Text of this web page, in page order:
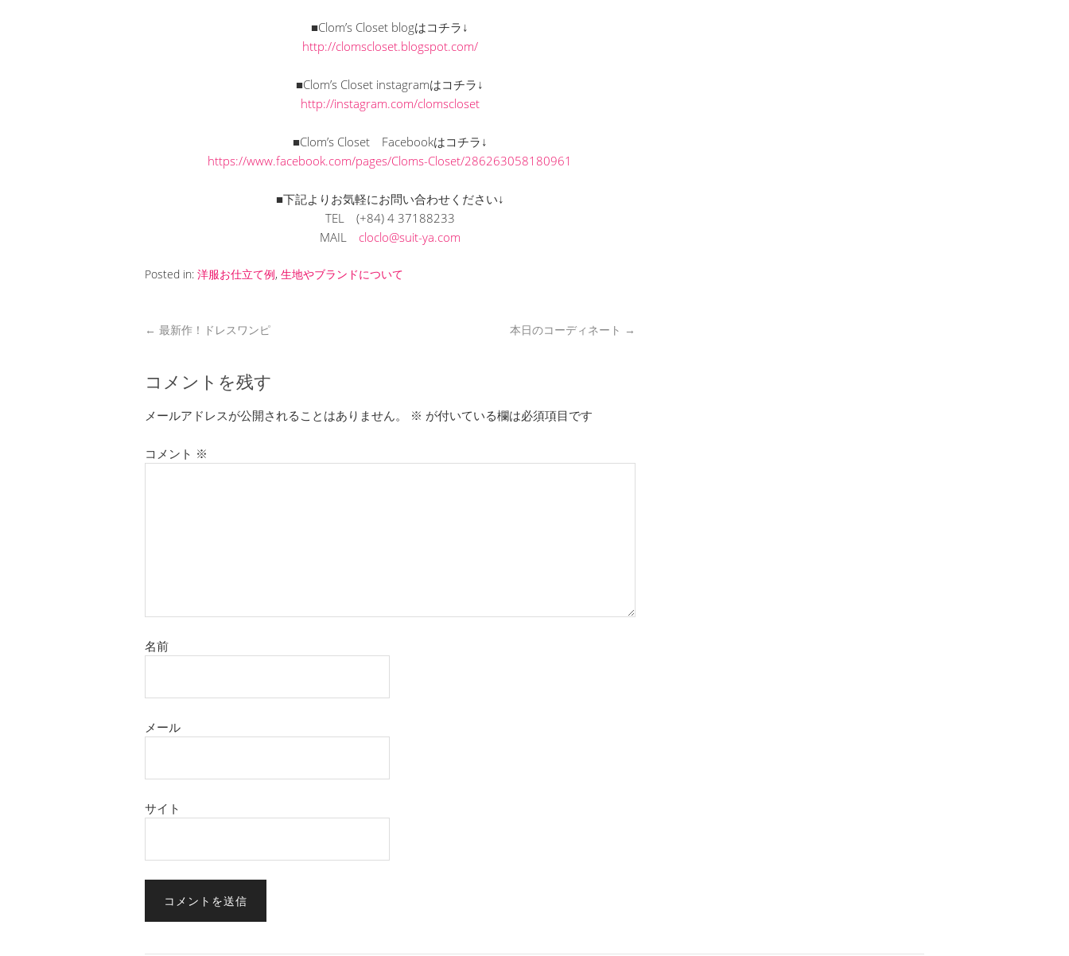
■Clom’s Closet blogはコチラ↓
http://clomscloset.blogspot.com/
■Clom’s Closet instagramはコチラ↓
http://instagram.com/clomscloset
■Clom’s Closet Facebookはコチラ↓
https://www.facebook.com/pages/Cloms-Closet/286263058180961
■下記よりお気軽にお問い合わせください↓
TEL (+84) 4 37188233
MAIL cloclo@suit-ya.com
Posted in: 洋服お仕立て例, 生地やブランドについて
← 最新作！ドレスワンピ 本日のコーディネート →
コメントを残す
メールアドレスが公開されることはありません。 ※ が付いている欄は必須項目です
コメント ※
名前
メール
サイト